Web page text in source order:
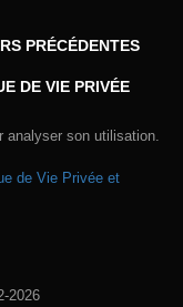
PRÉCÉDENTES
DE VIE PRIVÉE
analyser son utilisation.
de Vie Privée et
2026